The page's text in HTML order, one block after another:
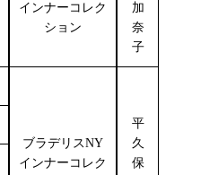
インナーコレク
ション
加
奈
子
ブラデリスNY
インナーコレク
平
久
保